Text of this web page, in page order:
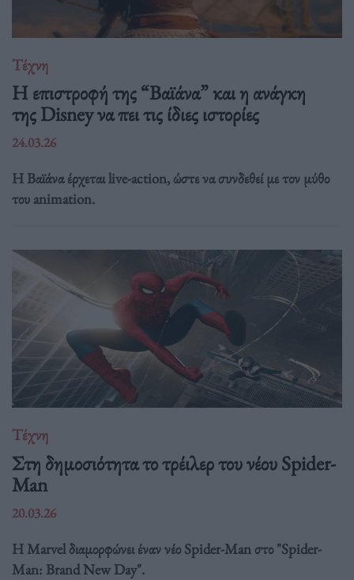
Τέχνη
Η επιστροφή της “Βαϊάνα” και η ανάγκη
της Disney να πει τις ίδιες ιστορίες
24.03.26
Η Βαϊάνα έρχεται live-action, ώστε να συνδεθεί με τον μύθο
του animation.
Τέχνη
Στη δημοσιότητα το τρέιλερ του νέου Spider-
Man
20.03.26
Η Marvel διαμορφώνει έναν νέο Spider-Man στο "Spider-
Man: Brand New Day".